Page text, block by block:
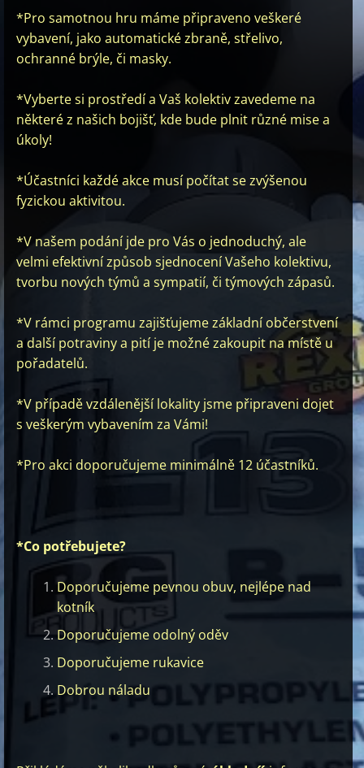
*Pro samotnou hru máme připraveno veškeré
vybavení, jako automatické zbraně, střelivo,
ochranné brýle, či masky.
*Vyberte si prostředí a Vaš kolektiv zavedeme na
některé z našich bojišť, kde bude plnit různé mise a
úkoly!
*Účastníci každé akce musí počítat se zvýšenou
fyzickou aktivitou.
*V našem podání jde pro Vás o jednoduchý, ale
velmi efektivní způsob sjednocení Vašeho kolektivu,
tvorbu nových týmů a sympatií, či týmových zápasů.
*V rámci programu zajišťujeme základní občerstvení
a další potraviny a pití je možné zakoupit na místě u
pořadatelů.
*V případě vzdálenější lokality jsme připraveni dojet
s veškerým vybavením za Vámi!
*Pro akci doporučujeme minimálně 12 účastníků.
*Co potřebujete?
Doporučujeme pevnou obuv, nejlépe nad
kotník
Doporučujeme odolný oděv
Doporučujeme rukavice
Dobrou náladu